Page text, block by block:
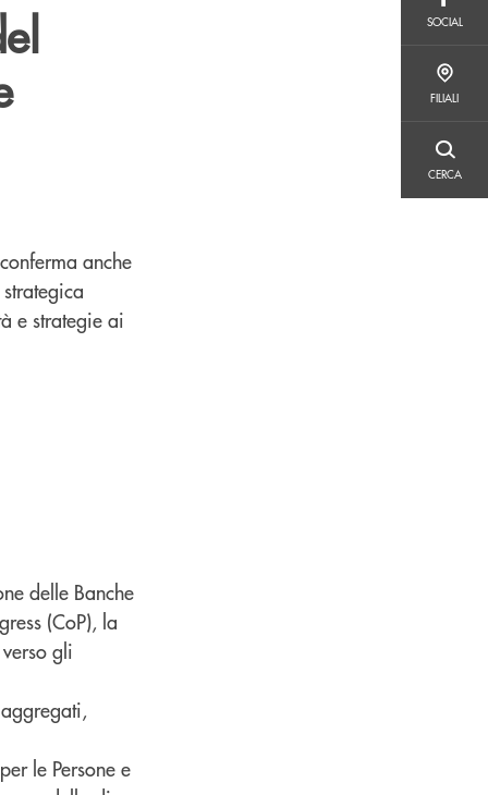
SOCIAL
FILIALI
CERCA
anche
e strategie ai
delle Banche
(CoP), la
gli
le Persone e